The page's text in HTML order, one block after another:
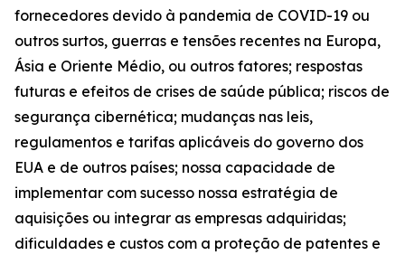
fornecedores devido à pandemia de COVID-19 ou
outros surtos, guerras e tensões recentes na Europa,
Ásia e Oriente Médio, ou outros fatores; respostas
futuras e efeitos de crises de saúde pública; riscos de
segurança cibernética; mudanças nas leis,
regulamentos e tarifas aplicáveis do governo dos
EUA e de outros países; nossa capacidade de
implementar com sucesso nossa estratégia de
aquisições ou integrar as empresas adquiridas;
dificuldades e custos com a proteção de patentes e